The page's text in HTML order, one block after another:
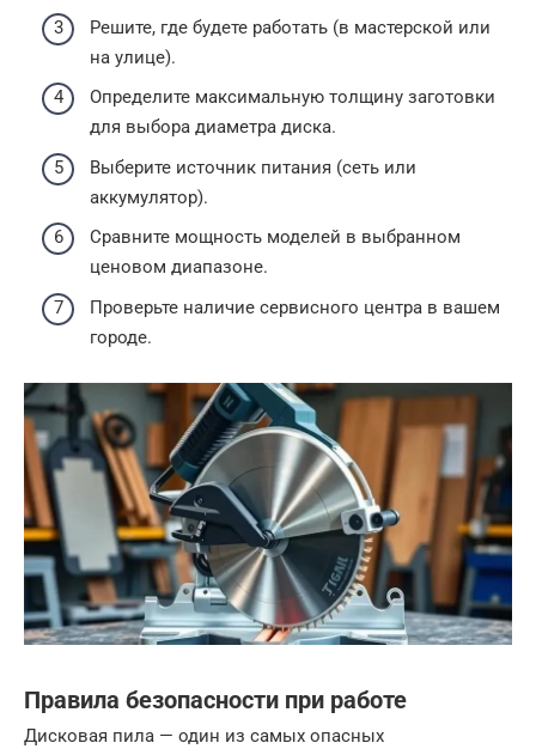
Решите, где будете работать (в мастерской или
на улице).
Определите максимальную толщину заготовки
для выбора диаметра диска.
Выберите источник питания (сеть или
аккумулятор).
Сравните мощность моделей в выбранном
ценовом диапазоне.
Проверьте наличие сервисного центра в вашем
городе.
Правила безопасности при работе
Дисковая пила — один из самых опасных